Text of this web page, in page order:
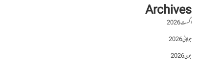
Archives
اگست 2026
جولائی 2026
جون 2026